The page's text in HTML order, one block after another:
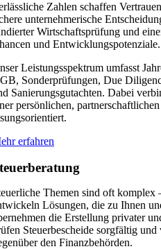
Zahlen schaffen
unternehmerische
Wirtschaftsprüfung und
und Entwicklungspotenziale.
Leistungsspektrum umfasst
Sonderprüfungen, Due
Sanierungsgutachten. Dabei
persönlichen,
erfahren
Themen sind oft komplex
Lösungen, die zu Ihnen
die Erstellung privater
Steuerbescheide sorgfältig
den Finanzbehörden.